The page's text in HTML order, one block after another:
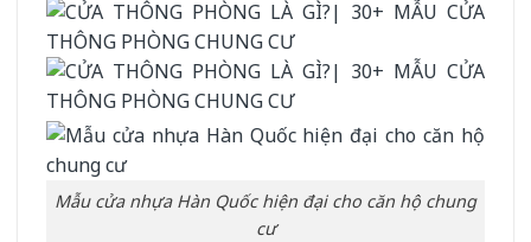
Mẫu cửa nhựa Hàn Quốc hiện đại cho căn hộ chung
cư